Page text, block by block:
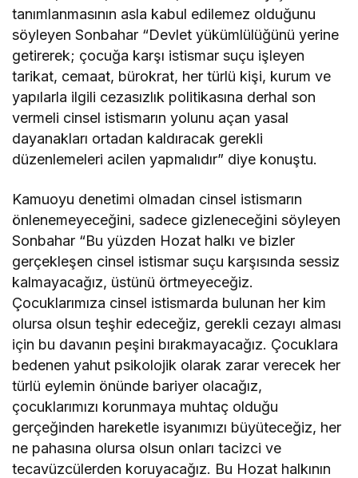
tanımlanmasının asla kabul edilemez olduğunu
söyleyen Sonbahar “Devlet yükümlülüğünü yerine
getirerek; çocuğa karşı istismar suçu işleyen
tarikat, cemaat, bürokrat, her türlü kişi, kurum ve
yapılarla ilgili cezasızlık politikasına derhal son
vermeli cinsel istismarın yolunu açan yasal
dayanakları ortadan kaldıracak gerekli
düzenlemeleri acilen yapmalıdır” diye konuştu.
Kamuoyu denetimi olmadan cinsel istismarın
önlenemeyeceğini, sadece gizleneceğini söyleyen
Sonbahar “Bu yüzden Hozat halkı ve bizler
gerçekleşen cinsel istismar suçu karşısında sessiz
kalmayacağız, üstünü örtmeyeceğiz.
Çocuklarımıza cinsel istismarda bulunan her kim
olursa olsun teşhir edeceğiz, gerekli cezayı alması
için bu davanın peşini bırakmayacağız. Çocuklara
bedenen yahut psikolojik olarak zarar verecek her
türlü eylemin önünde bariyer olacağız,
çocuklarımızı korunmaya muhtaç olduğu
gerçeğinden hareketle isyanımızı büyüteceğiz, her
ne pahasına olursa olsun onları tacizci ve
tecavüzcülerden koruyacağız. Bu Hozat halkının